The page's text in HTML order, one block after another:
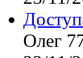
Олег